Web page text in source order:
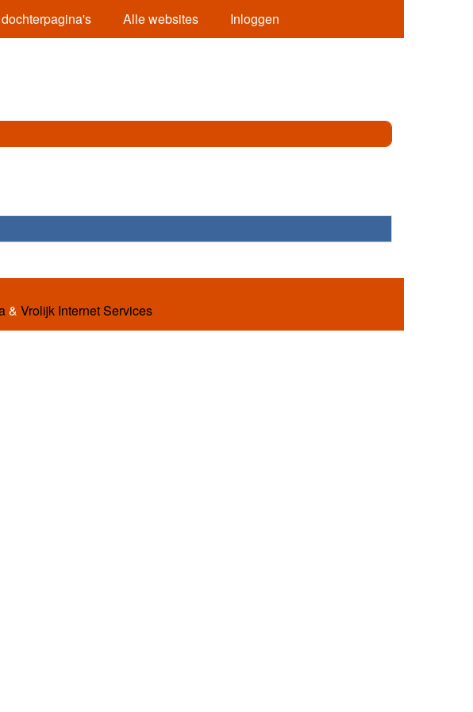
Alle websites Inloggen
& Vrolijk Internet Services